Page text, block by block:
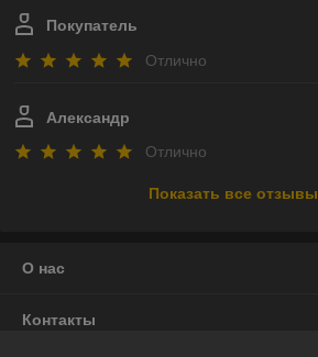
Покупатель
Отлично
Александр
Отлично
Показать все отзывы
О нас
Контакты